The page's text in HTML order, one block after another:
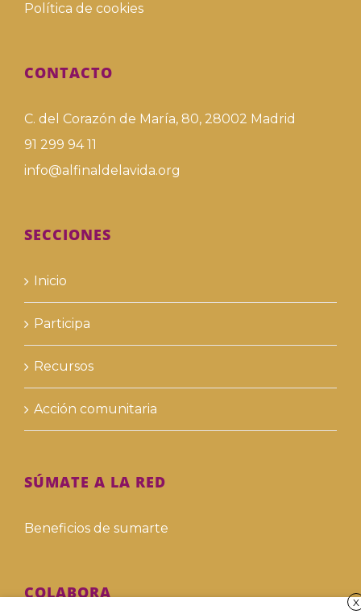
Política de cookies
CONTACTO
C. del Corazón de María, 80, 28002 Madrid
91 299 94 11
info@alfinaldelavida.org
SECCIONES
Inicio
Participa
Recursos
Acción comunitaria
SÚMATE A LA RED
Beneficios de sumarte
COLABORA
X